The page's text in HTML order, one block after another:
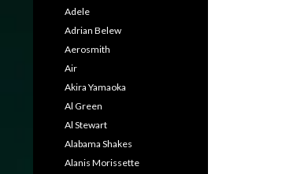
Adele
Adrian Belew
Aerosmith
Air
Akira Yamaoka
Al Green
Al Stewart
Alabama Shakes
Alanis Morissette